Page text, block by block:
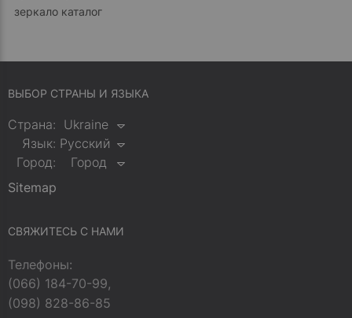
зеркало каталог
ВЫБОР СТРАНЫ И ЯЗЫКА
Страна: Ukraine
Язык: Русский
Город:
Город
Sitemap
СВЯЖИТЕСЬ С НАМИ
Телефоны:
(066) 184-70-99,
(098) 828-86-85